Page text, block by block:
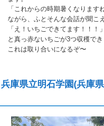
「これからの時期暑くなりま
ながら、ふとそんな会話が聞こ
「え！いちごできてます！！！」
と真っ赤ないちごが3つ収穫で
これは取り合いになるぞ〜
兵庫県立明石学園(兵庫